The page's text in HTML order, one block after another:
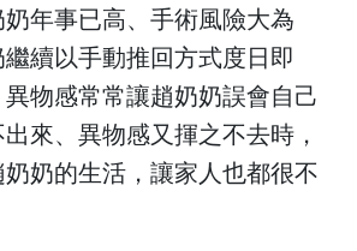
年事已高、手術風險大為
續以手動推回方式度日即
物感常常讓趙奶奶誤會自己
來、異物感又揮之不去時，
奶的生活，讓家人也都很不